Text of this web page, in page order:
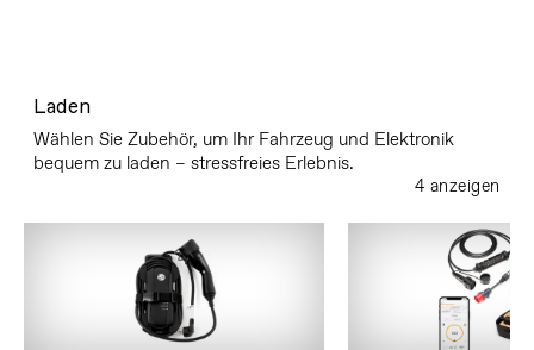
Laden
Wählen Sie Zubehör, um Ihr Fahrzeug und Elektronik
bequem zu laden – stressfreies Erlebnis.
4 anzeigen